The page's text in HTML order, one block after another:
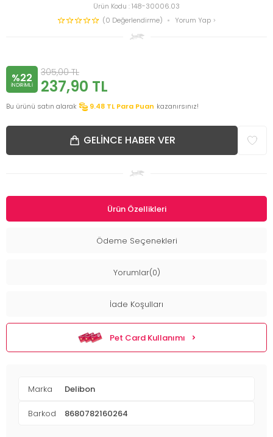
Ürün Kodu :148-30006.03
(0 Değerlendirme)
Yorum Yap
%22
INDIRIMLI
305,00TL
237,90 TL
Bu ürünü satın alarak 9.48 TL Para Puan kazanırsınız!
GELINCE HABER VER
Ürün Özellikleri
Ödeme Seçenekleri
Yorumlar(0)
İade Koşulları
Pet Card Kullanımı
Marka Delibon
Barkod 8680782160264